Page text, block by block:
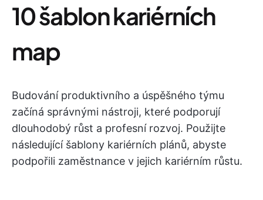
10 šablon kariérních
map
Budování produktivního a úspěšného týmu
začíná správnými nástroji, které podporují
dlouhodobý růst a profesní rozvoj. Použijte
následující šablony kariérních plánů, abyste
podpořili zaměstnance v jejich kariérním růstu.